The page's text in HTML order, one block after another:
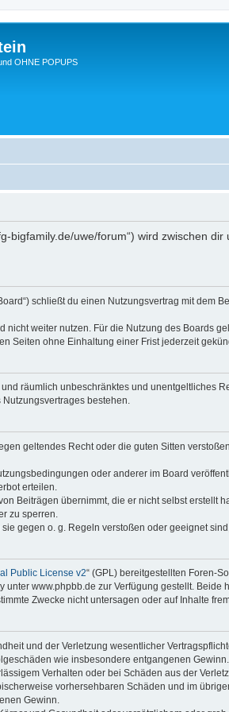
OHNE POPUPS
bigfamily.de/uwe/forum“) wird zwischen
schließt du einen Nutzungsvertrag mit dem
weiter nutzen. Für die Nutzung des Boards
Seiten ohne Einhaltung einer Frist jederzeit
räumlich unbeschränktes und unentgeltliches
bestehen.
geltendes Recht oder die guten Sitten
oder anderer im Board
erteilen.
Beiträgen übernimmt, die er nicht selbst erstellt
zu sperren.
gegen o. g. Regeln verstoßen oder geeignet
Public License v2“ (GPL) bereitgestellten Foren-
www.phpbb.de zur Verfügung gestellt. Beide
Zwecke nicht untersagen oder auf Inhalte
und der Verletzung wesentlicher
wie insbesondere entgangenen Gewinn.
Verhalten oder bei Schäden aus der
vorhersehbaren Schäden und im
Gewinn.